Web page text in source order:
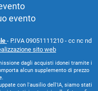
evento
- P.IVA 09051111210 - cc nc nd
sito web
dagli acquisti idonei tramite i
alcun supplemento di prezzo
con l'ausilio dell'IA, siamo stati